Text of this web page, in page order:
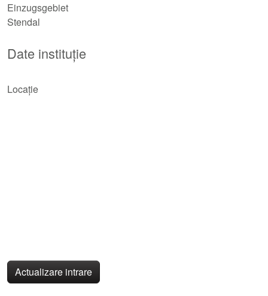
Einzugsgebiet
Stendal
Date instituție
Locație
Actualizare intrare